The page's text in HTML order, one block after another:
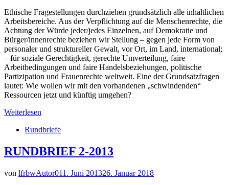
Ethische Fragestellungen durchziehen grundsätzlich alle inhaltlichen
Arbeitsbereiche. Aus der Verpflichtung auf die Menschenrechte, die
Achtung der Würde jeder/jedes Einzelnen, auf Demokratie und
Bürger/innenrechte beziehen wir Stellung – gegen jede Form von
personaler und struktureller Gewalt, vor Ort, im Land, international;
– für soziale Gerechtigkeit, gerechte Umverteilung, faire
Arbeitbedingungen und faire Handelsbeziehungen, politische
Partizipation und Frauenrechte weltweit. Eine der Grundsatzfragen
lautet: Wie wollen wir mit den vorhandenen „schwindenden“
Ressourcen jetzt und künftig umgehen?
Weiterlesen
Rundbriefe
RUNDBRIEF 2-2013
von lfrbwAutor011. Juni 201326. Januar 2018